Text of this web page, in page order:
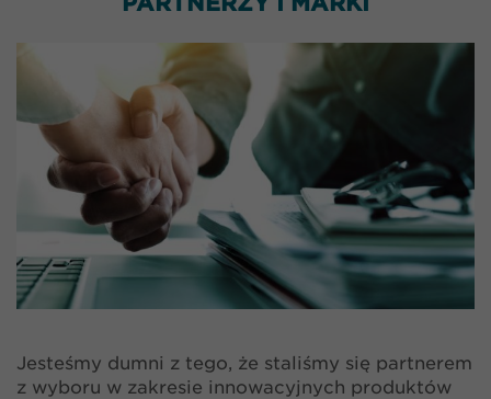
Jesteśmy dumni z tego, że staliśmy się partnerem
z wyboru w zakresie innowacyjnych produktów